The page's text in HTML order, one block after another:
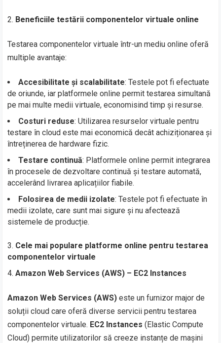
Beneficiile testării componentelor virtuale online
Testarea componentelor virtuale într-un mediu online oferă
multiple avantaje:
Accesibilitate și scalabilitate: Testele pot fi efectuate
de oriunde, iar platformele online permit testarea simultană
pe mai multe medii virtuale, economisind timp și resurse.
Costuri reduse: Utilizarea resurselor virtuale pentru
testare în cloud este mai economică decât achiziționarea și
întreținerea de hardware fizic.
Testare continuă: Platformele online permit integrarea
în procesele de dezvoltare continuă și testare automată,
accelerând livrarea aplicațiilor fiabile.
Folosirea de medii izolate: Testele pot fi efectuate în
medii izolate, care sunt mai sigure și nu afectează
sistemele de producție.
Cele mai populare platforme online pentru testarea
componentelor virtuale
Amazon Web Services (AWS) – EC2 Instances
Amazon Web Services (AWS) este un furnizor major de
soluții cloud care oferă diverse servicii pentru testarea
componentelor virtuale. EC2 Instances (Elastic Compute
Cloud) permite utilizatorilor să creeze instanțe de mașini